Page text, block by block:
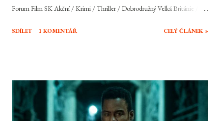
Forum Film SK Akční / Krimi / Thriller / Dobrodružný Velká Británie /
Wade, John Logan Hudba: Thomas Newman Hrají: Daniel Craig, Judi
ženy, Martini a rychlá auta. Britskou špičku mezi akčními hrdiny filmového
plátna snad netřeba představovat. Agent s povolením zabíjet se vrací už ve
svém 23. dobrodružství, potřetí s tváří Daniela Craiga. Cesta za dalším
SDÍLET 1 KOMENTÁŘ CELÝ ČLÁNEK »